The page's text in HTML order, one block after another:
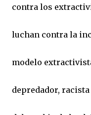
contra los
luchan contra la
modelo
depredador,